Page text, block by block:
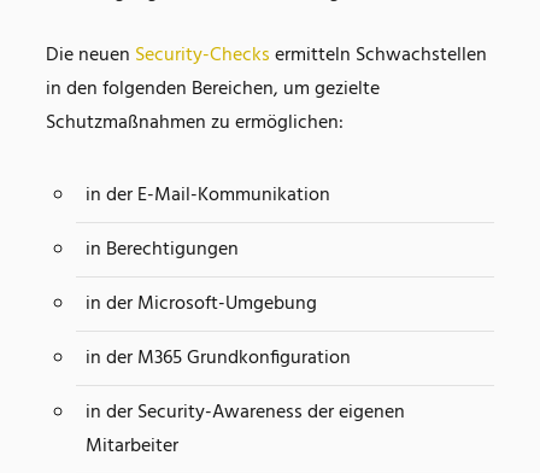
Die neuen Security-Checksermitteln Schwachstellen
in den folgenden Bereichen, um gezielte
Schutzmaßnahmen zu ermöglichen:
in der E-Mail-Kommunikation
in Berechtigungen
in der Microsoft-Umgebung
in der M365 Grundkonfiguration
in der Security-Awareness der eigenen
Mitarbeiter